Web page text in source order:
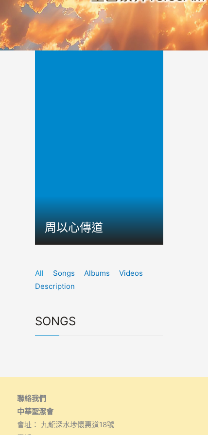
周以心傳道
All Songs Albums
Videos
Description
SONGS
聯絡我們
中華聖潔會
會址： 九龍深水埗懷惠道18號